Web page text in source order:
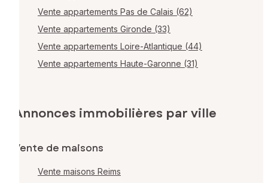
Vente appartements Pas de Calais (62)
Vente appartements Gironde (33)
Vente appartements Loire-Atlantique (44)
Vente appartements Haute-Garonne (31)
Annonces immobilières par ville
Vente de maisons
Vente maisons Reims